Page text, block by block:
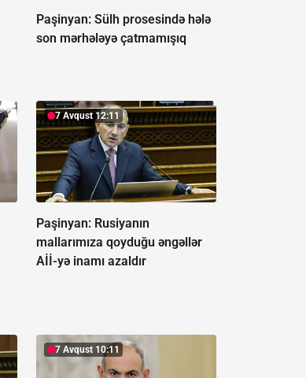
Paşinyan: Sülh prosesində hələ
son mərhələyə çatmamışıq
7 Avqust 12:11
Paşinyan: Rusiyanın
mallarımıza qoyduğu əngəllər
Aİİ-yə inamı azaldır
7 Avqust 10:11